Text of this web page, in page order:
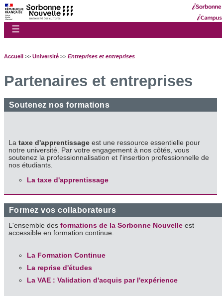
☰
Accueil >> Université >> Entreprises et entreprises
Partenaires et entreprises
Soutenez nos formations
La taxe d'apprentissage est une ressource essentielle pour
notre université. Par votre engagement à nos côtés, vous
soutenez la professionnalisation et l'insertion professionnelle de
nos étudiants.
La taxe d'apprentissage
Formez vos collaborateurs
L'ensemble des formations de la Sorbonne Nouvelle est
accessible en formation continue.
La Formation Continue
La reprise d'études
La VAE : Validation d'acquis par l'expérience